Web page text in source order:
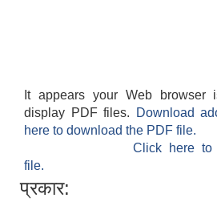
It appears your Web browser
display PDF files.
Download
here to download the PDF file.
Click here to
file.
प्रकार: